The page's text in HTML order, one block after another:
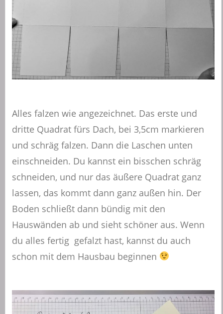
Alles falzen wie angezeichnet. Das erste und
dritte Quadrat fürs Dach, bei 3,5cm markieren
und schräg falzen. Dann die Laschen unten
einschneiden. Du kannst ein bisschen schräg
schneiden, und nur das äußere Quadrat ganz
lassen, das kommt dann ganz außen hin. Der
Boden schließt dann bündig mit den
Hauswänden ab und sieht schöner aus. Wenn
du alles fertig gefalzt hast, kannst du auch
schon mit dem Hausbau beginnen